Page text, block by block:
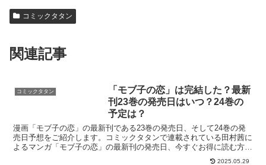
コミックタタン
関連記事
コミックタタン
「モブ子の恋」は完結した？最新
刊23巻の発売日はいつ？24巻の
予定は？
漫画「モブ子の恋」の最新刊である23巻の発売日、そして24巻の発
売日予想をご紹介します。コミックタタンで連載されている田村茜に
よるマンガ「モブ子の恋」の最新刊の発売日、今すぐお得に読む方法
はこちら！漫画「モブ子の恋」23巻の発売日はいつ？コ... 2025.05.29